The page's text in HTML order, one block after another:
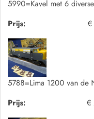
5990=Kavel met 6
Prijs:
€
5788=Lima 1200 van de
Prijs:
€